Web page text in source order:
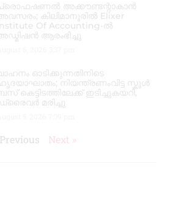
അക്കൗണ്ടന്റാകാൻ
കിലിമാനൂരിൽ Elixer
Of Accounting-ൽ
ആരംഭിച്ചു
ഓടിക്കുന്നതിനിടെ
നിയന്ത്രണംവിട്ട സ്കൂൾ
കെട്ടിടത്തിലേക്ക് ഇടിച്ചുകയറി,
മരിച്ചു
Next »